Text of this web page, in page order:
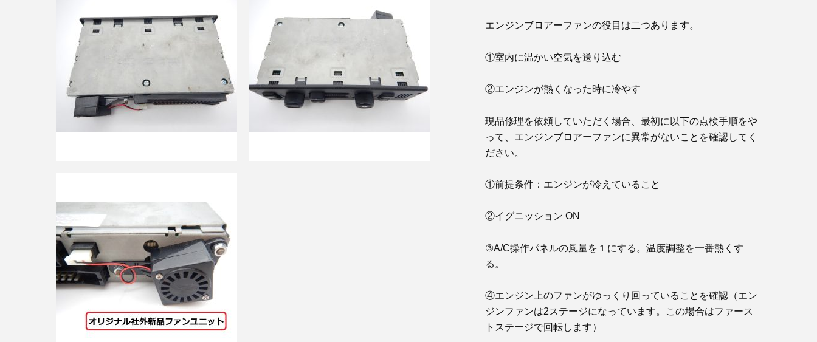
エンジンブロアーファンの役目は二つあります。
①室内に温かい空気を送り込む
②エンジンが熱くなった時に冷やす
現品修理を依頼していただく場合、最初に以下の点検手順をや
って、エンジンブロアーファンに異常がないことを確認してく
ださい。
①前提条件：エンジンが冷えていること
②イグニッション ON
③A/C操作パネルの風量を１にする。温度調整を一番熱くす
る。
④エンジン上のファンがゆっくり回っていることを確認（エン
ジンファンは2ステージになっています。この場合はファース
トステージで回転します）